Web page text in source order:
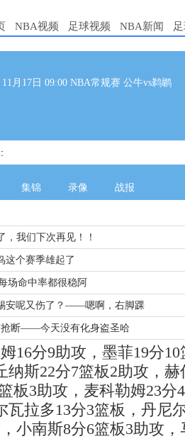
NBA视频 足球视频 NBA新闻
11月17日 09:00 NBA常规赛 公牛vs鹈鹕
:
集锦 录像 战报
，我们下次再见！！
这个赛季雄起了
场命中率都很稳阿
安呢又伤了？——嗯啊，右脚踝
抢断——今天没有化身盗圣哈
16分9助攻，墨菲19分10
纳斯22分7篮板2助攻，赫
板3助攻，麦科勒姆23分
瓦拉多13分3篮板，丹尼
小南斯8分6篮板3助攻，